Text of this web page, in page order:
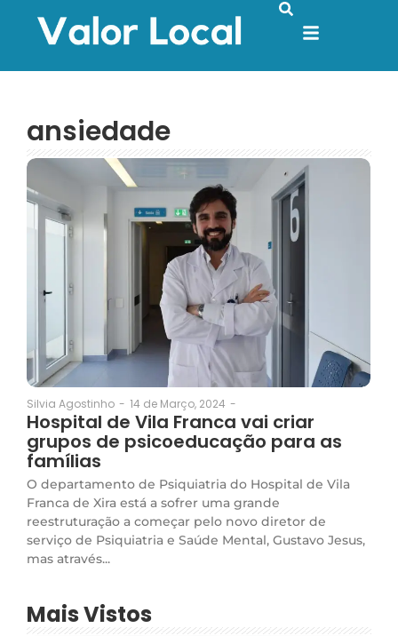
ansiedade
Silvia Agostinho - 14 de Março, 2024 -
Hospital de Vila Franca vai criar
grupos de psicoeducação para as
famílias
O departamento de Psiquiatria do Hospital de Vila
Franca de Xira está a sofrer uma grande
reestruturação a começar pelo novo diretor de
serviço de Psiquiatria e Saúde Mental, Gustavo Jesus,
mas através...
Mais Vistos